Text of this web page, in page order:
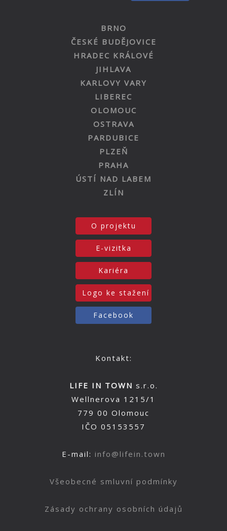
BRNO
ČESKÉ BUDĚJOVICE
HRADEC KRÁLOVÉ
JIHLAVA
KARLOVY VARY
LIBEREC
OLOMOUC
OSTRAVA
PARDUBICE
PLZEŇ
PRAHA
ÚSTÍ NAD LABEM
ZLÍN
O projektu
E-vizitka
Kariéra
Logo ke stažení
Facebook
Kontakt:
LIFE IN TOWN s.r.o.
Wellnerova 1215/1
779 00 Olomouc
IČO 05153557
E-mail: info@lifein.town
Všeobecné smluvní podmínky
Zásady ochrany osobních údajů